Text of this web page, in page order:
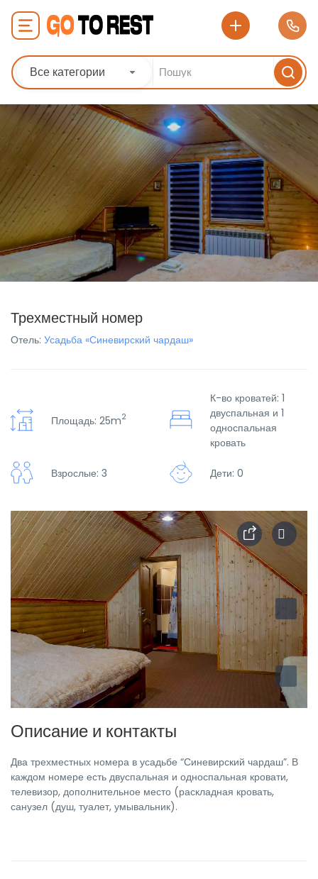
Все категории
Трехместный номер
Отель: Усадьба «Синевирский чардаш»
Площадь: 25m2
К-во кроватей: 1
двуспальная и 1
односпальная
кровать
Взрослые: 3 Дети: 0
Описание и контакты
Два трехместных номера в усадьбе “Синевирский чардаш”. В
каждом номере есть двуспальная и односпальная кровати,
телевизор, дополнительное место (раскладная кровать,
санузел (душ, туалет, умывальник).